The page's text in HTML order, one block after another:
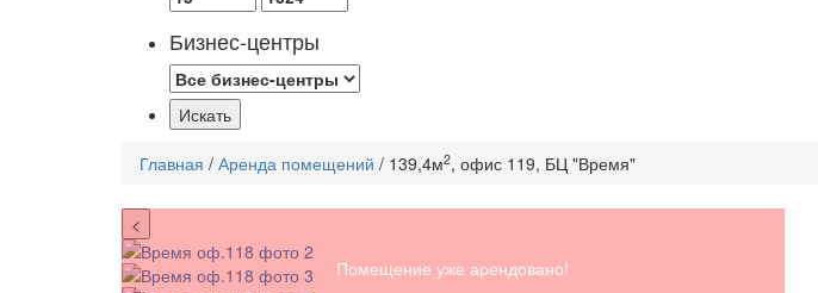
Бизнес-центры
Главная / Аренда помещений / 139,4м2, офис 119, БЦ "Время"
Помещение уже арендовано!
<